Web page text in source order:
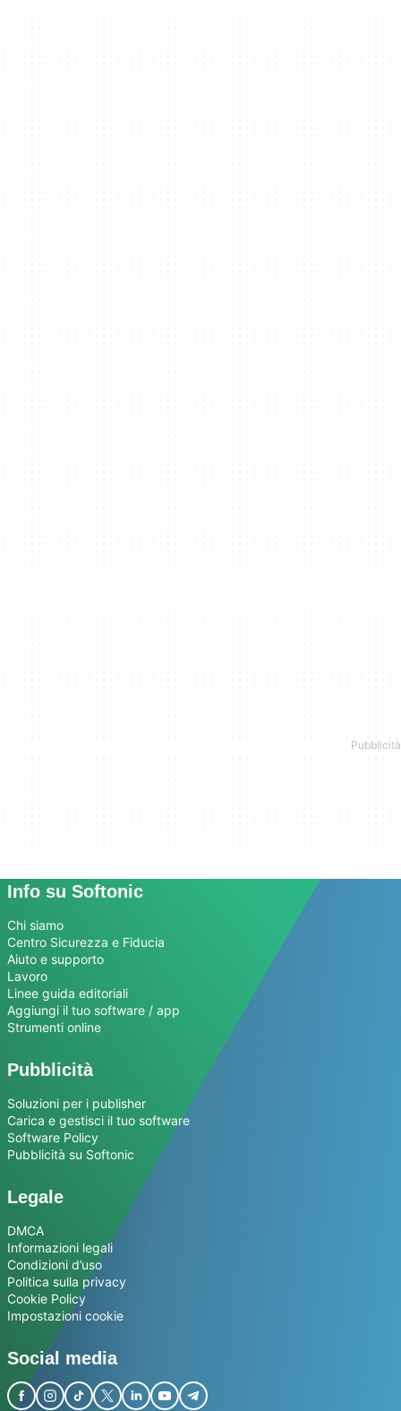
Info su Softonic
Chi siamo
Centro Sicurezza e Fiducia
Aiuto e supporto
Lavoro
Linee guida editoriali
Aggiungi il tuo software / app
Strumenti online
Pubblicità
Soluzioni per i publisher
Carica e gestisci il tuo software
Software Policy
Pubblicità su Softonic
Legale
DMCA
Informazioni legali
Condizioni d’uso
Politica sulla privacy
Cookie Policy
Impostazioni cookie
Social media